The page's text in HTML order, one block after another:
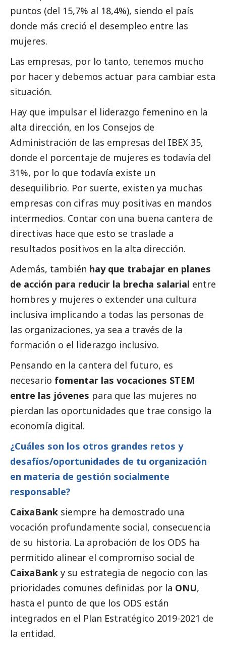
puntos (del 15,7% al 18,4%), siendo el país
donde más creció el desempleo entre las
mujeres.
Las empresas, por lo tanto, tenemos mucho
por hacer y debemos actuar para cambiar esta
situación.
Hay que impulsar el liderazgo femenino en la
alta dirección, en los Consejos de
Administración de las empresas del IBEX 35,
donde el porcentaje de mujeres es todavía del
31%, por lo que todavía existe un
desequilibrio. Por suerte, existen ya muchas
empresas con cifras muy positivas en mandos
intermedios. Contar con una buena cantera de
directivas hace que esto se traslade a
resultados positivos en la alta dirección.
Además, también hay que trabajar en planes
de acción para reducir la brecha salarial entre
hombres y mujeres o extender una cultura
inclusiva implicando a todas las personas de
las organizaciones, ya sea a través de la
formación o el liderazgo inclusivo.
Pensando en la cantera del futuro, es
necesario fomentar las vocaciones STEM
entre las jóvenes para que las mujeres no
pierdan las oportunidades que trae consigo la
economía digital.
¿Cuáles son los otros grandes retos y
desafíos/oportunidades de tu organización
en materia de gestión socialmente
responsable?
CaixaBank siempre ha demostrado una
vocación profundamente social, consecuencia
de su historia. La aprobación de los ODS ha
permitido alinear el compromiso social de
CaixaBank y su estrategia de negocio con las
prioridades comunes definidas por la ONU,
hasta el punto de que los ODS están
integrados en el Plan Estratégico 2019-2021 de
la entidad.